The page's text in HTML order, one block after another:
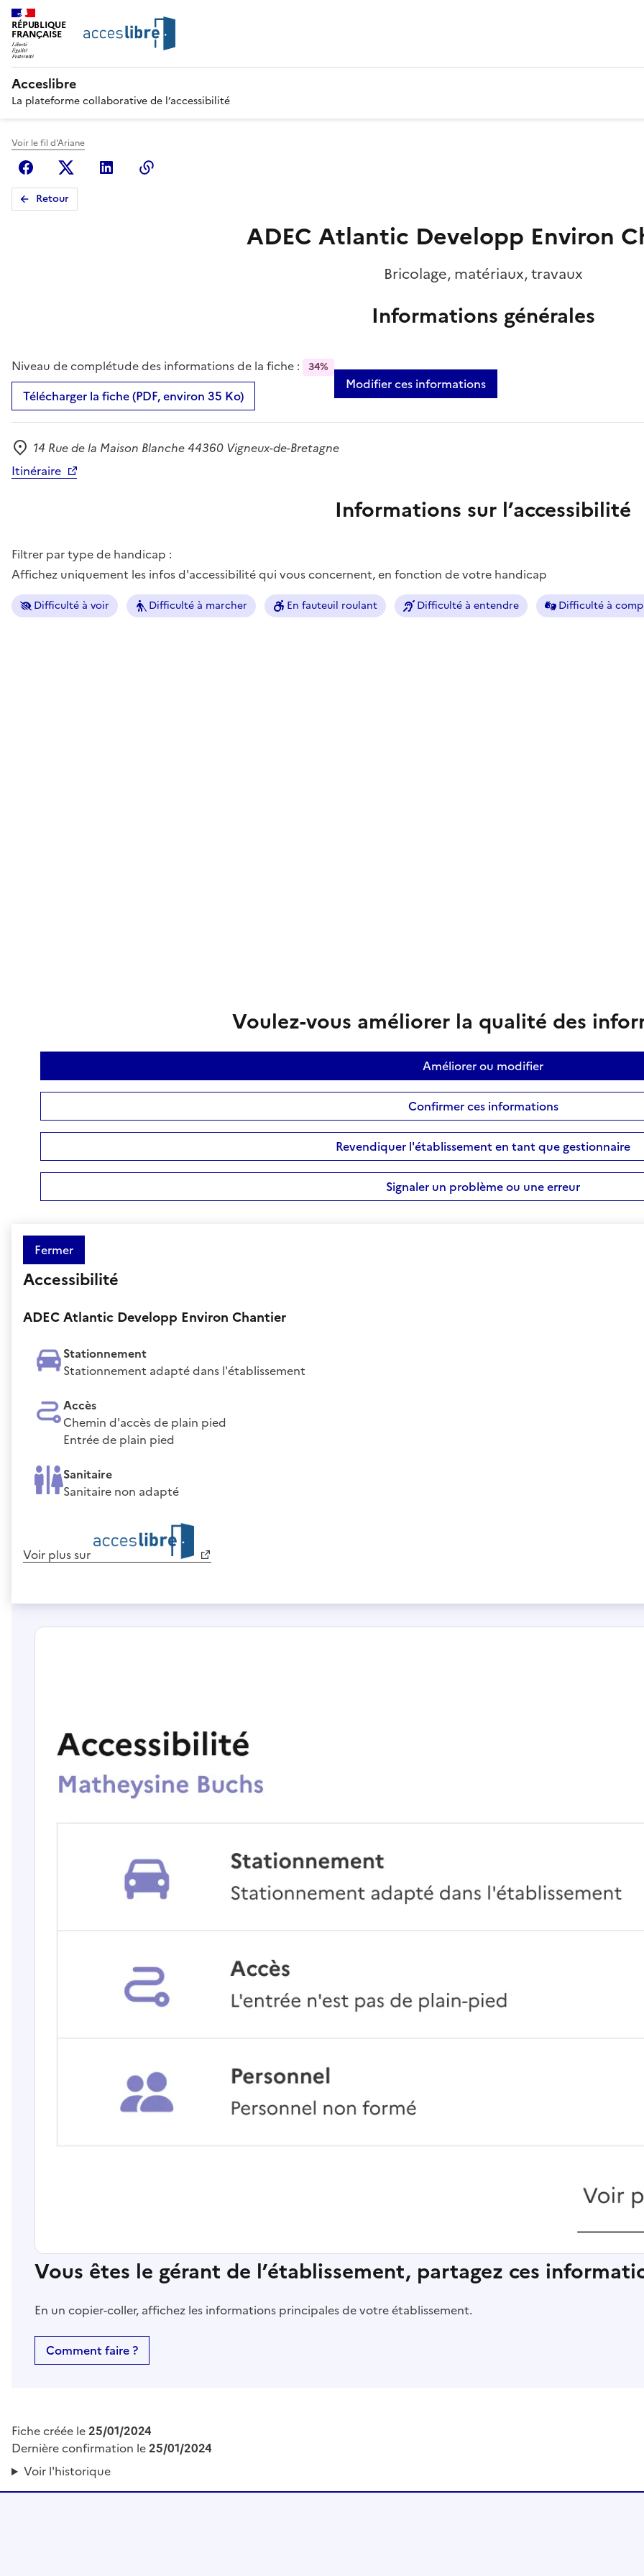
RÉPUBLIQUE
FRANÇAISE
Acceslibre
La plateforme collaborative de l’accessibilité
Voir le fil d'Ariane
FacebookX (anciennement Twitter)
Linkedin
Retour
ADEC Atlantic Developp Environ
Bricolage, matériaux, travaux
Informations générales
Niveau de complétude des informations de la fiche : 34%
Télécharger la fiche (PDF, environ 35 Ko)
Modifier ces informations
Adresse
14 Rue de la Maison Blanche 44360 Vigneux-de-Bretagne
Itinéraire
Informations sur l’accessibilité
Filtrer par type de handicap :
Affichez uniquement les infos d'accessibilité qui vous concernent, en fonction de votre handicap
Difficulté à voir Difficulté à marcher En fauteuil roulant Difficulté à entendre Difficulté à
Voulez-vous améliorer la qualité des
Améliorer ou modifier
Confirmer ces informations
Revendiquer l'établissement en tant que gestionnaire
Signaler un problème ou une erreur
Fermer
Accessibilité
ADEC Atlantic Developp Environ Chantier
Stationnement
Stationnement adapté dans l'établissement
Accès
Chemin d'accès de plain pied
Entrée de plain pied
Sanitaire
Sanitaire non adapté
Voir plus sur
Vous êtes le gérant de l’établissement, partagez ces
En un copier-coller, affichez les informations principales de votre établissement.
Comment faire ?
Fiche créée le25/01/2024
Dernière confirmation le25/01/2024
Voir l'historique